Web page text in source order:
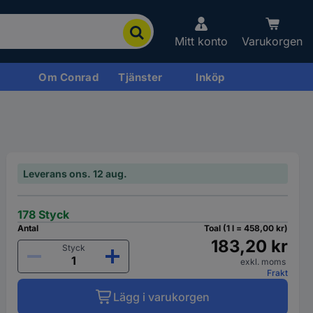
Mitt konto Varukorgen
Om Conrad Tjänster Inköp
Leverans ons. 12 aug.
178 Styck
Antal
Styck
Toal (1 l = 458,00 kr)
183,20 kr
exkl. moms
Frakt
Lägg i varukorgen